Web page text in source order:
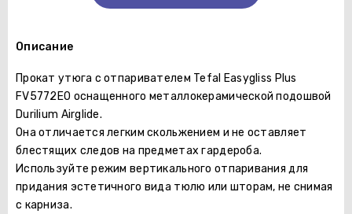
Описание
Прокат утюга с отпаривателем Tefal Easygliss Plus
FV5772E0 оснащенного металлокерамической подошвой
Durilium Airglide.
Она отличается легким скольжением и не оставляет
блестящих следов на предметах гардероба.
Используйте режим вертикального отпаривания для
придания эстетичного вида тюлю или шторам, не снимая
с карниза.